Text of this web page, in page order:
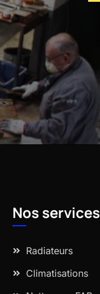
Nos services
Radiateurs
Climatisations